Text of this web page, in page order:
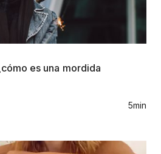
es una mordida
5min